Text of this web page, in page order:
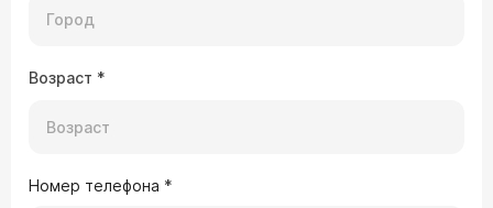
Возраст *
Номер телефона *